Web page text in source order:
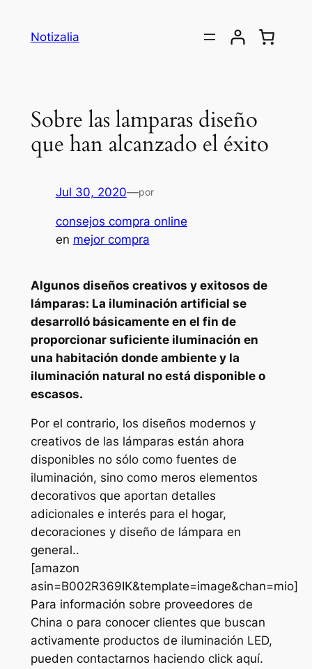
Notizalia
Sobre las lamparas diseño
que han alcanzado el éxito
Jul 30, 2020—por
consejos compra online
en mejor compra
Algunos diseños creativos y exitosos de
lámparas: La iluminación artificial se
desarrolló básicamente en el fin de
proporcionar suficiente iluminación en
una habitación donde ambiente y la
iluminación natural no está disponible o
escasos.
Por el contrario, los diseños modernos y
creativos de las lámparas están ahora
disponibles no sólo como fuentes de
iluminación, sino como meros elementos
decorativos que aportan detalles
adicionales e interés para el hogar,
decoraciones y diseño de lámpara en
general..
[amazon
asin=B002R369IK&template=image&chan=mio]
Para información sobre proveedores de
China o para conocer clientes que buscan
activamente productos de iluminación LED,
pueden contactarnos haciendo click aquí.